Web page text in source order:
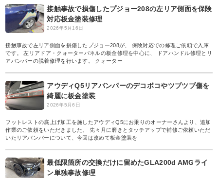
接触事故で損傷したプジョー208の左リア側面を保険
対応板金塗装修理
2026年5月16日
接触事故で左リア側面を損傷したプジョー208が、 保険対応での修理ご依頼で入庫
です。 左リアドア・クォーターパネルの板金修理を中心に、 ドアハンドル修理とリ
アバンパーの脱着修理を行います。 クォーター
アウディQ5リアバンパーのデコボコやツブツブ傷を
綺麗に板金塗装
2026年5月6日
フットレストの底上げ加工を施したアウディQ5にお乗りのオーナーさんより、追加
作業のご依頼をいただきました。 先々月に磨きとタッチアップで補修ご依頼いただ
いたリアバンパーについて、今回は改めて板金塗装を
最低限箇所の交換だけに留めたGLA200d AMGライ
ン単独事故修理